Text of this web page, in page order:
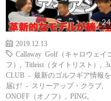
2019.12.13
Callaway Golf（キャロウェイ
フ）
Titleist（タイトリスト）
CLUB - 最新のゴルフギア情報
届け! - スリーアップ・クラブ
ONOFF（オノフ）
PING